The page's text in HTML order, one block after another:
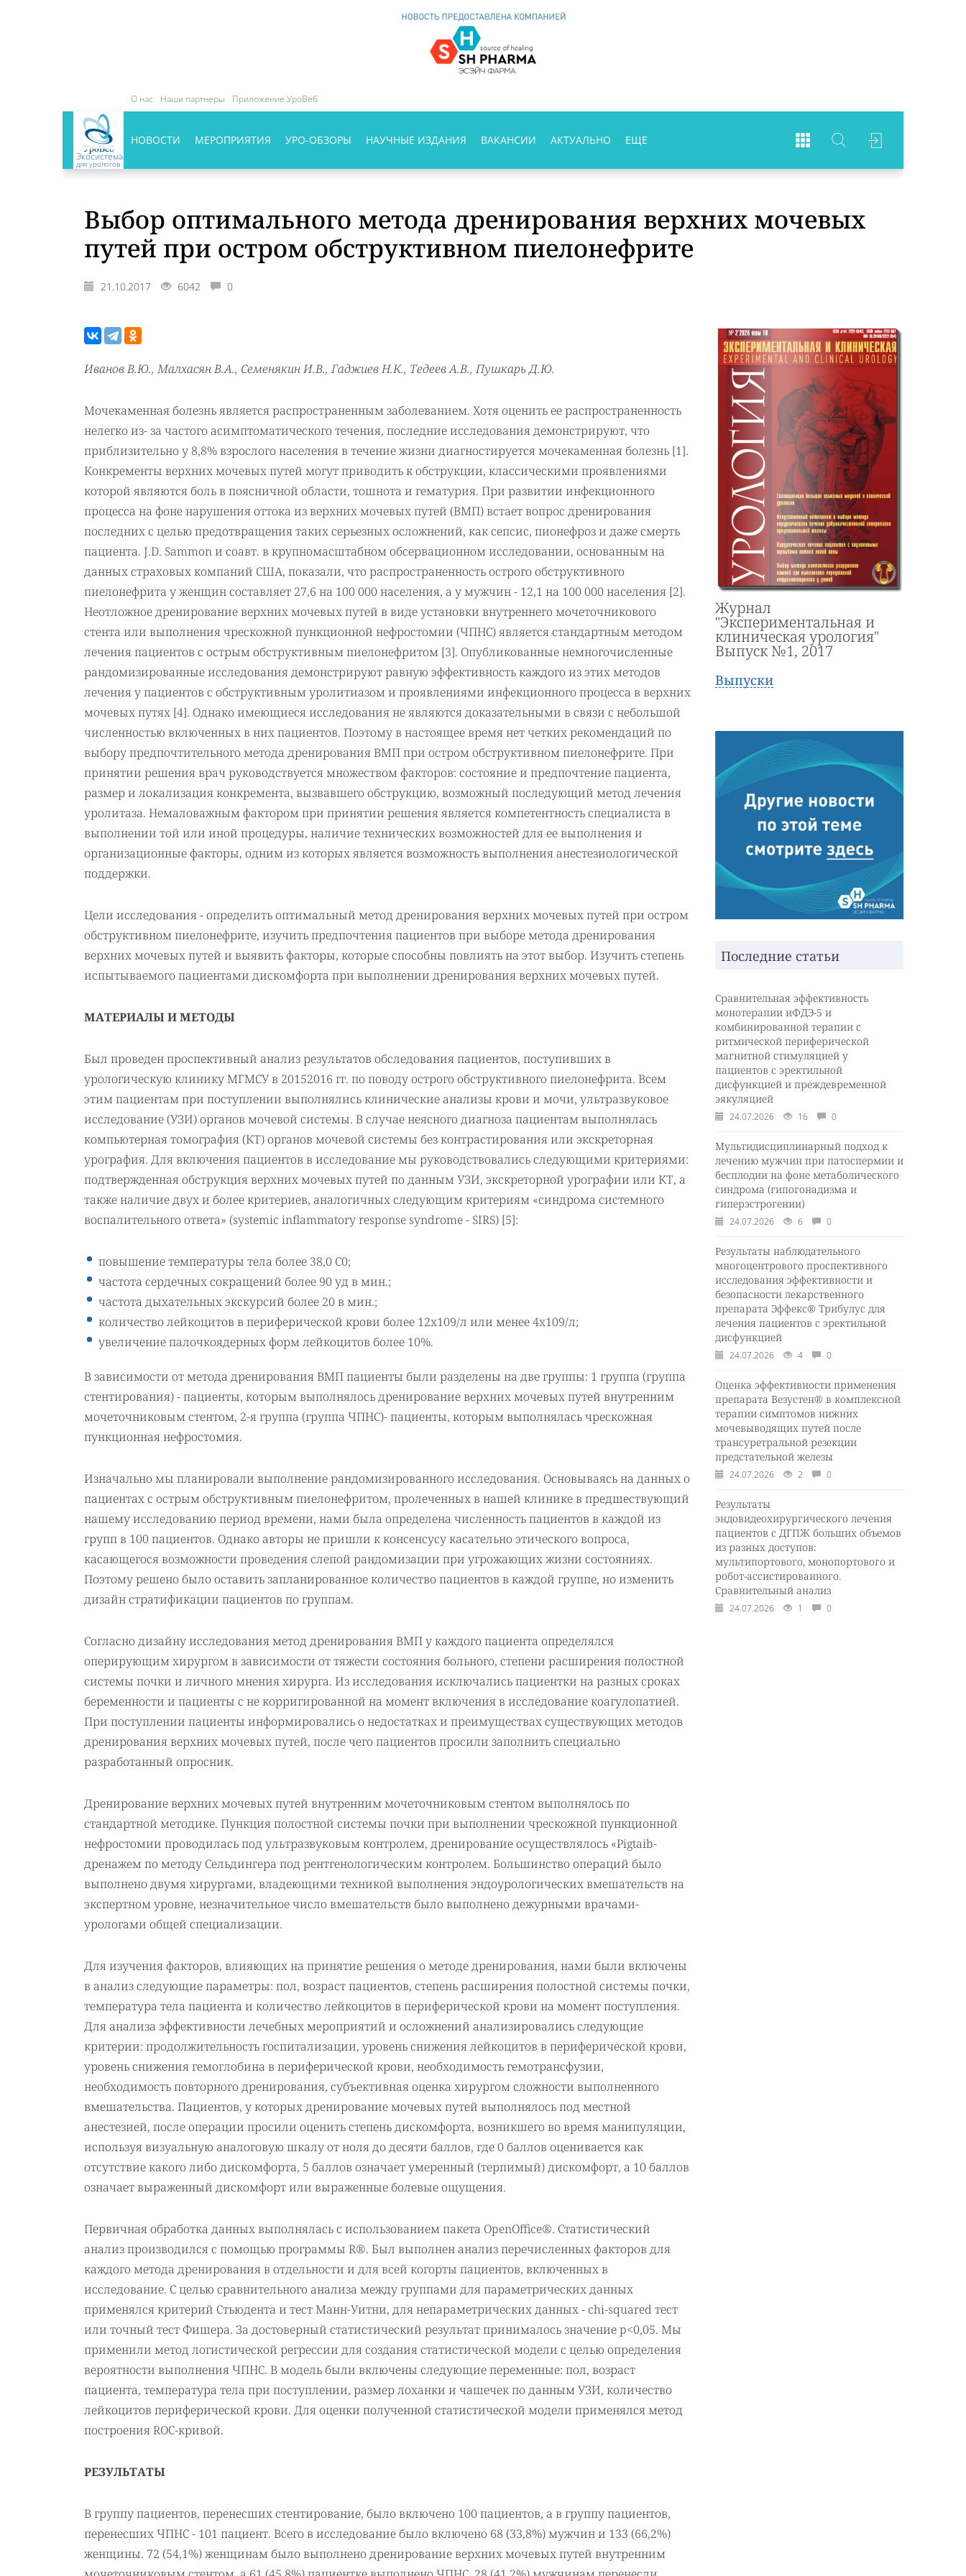
О нас Наши партнеры Приложение УроВеб
Экосистема
для урологов
НОВОСТИ МЕРОПРИЯТИЯ УРО-ОБЗОРЫ НАУЧНЫЕ ИЗДАНИЯ ВАКАНСИИ АКТУАЛЬНО ЕЩЕ
Выбор оптимального метода дренирования верхних мочевых
путей при остром обструктивном пиелонефрите
21.10.2017 6042 0
Иванов В.Ю., Малхасян В.А., Семенякин И.В., Гаджиев Н.К., Тедеев А.В., Пушкарь Д.Ю.
Мочекаменная болезнь является распространенным заболеванием. Хотя оценить ее распространенность
нелегко из- за частого асимптоматического течения, последние исследования демонстрируют, что
приблизительно у 8,8% взрослого населения в течение жизни диагностируется мочекаменная болезнь [1].
Конкременты верхних мочевых путей могут приводить к обструкции, классическими проявлениями
которой являются боль в поясничной области, тошнота и гематурия. При развитии инфекционного
процесса на фоне нарушения оттока из верхних мочевых путей (ВМП) встает вопрос дренирования
последних с целью предотвращения таких серьезных осложнений, как сепсис, пионефроз и даже смерть
пациента. J.D. Sammon и соавт. в крупномасштабном обсервационном исследовании, основанным на
данных страховых компаний США, показали, что распространенность острого обструктивного
пиелонефрита у женщин составляет 27,6 на 100 000 населения, а у мужчин - 12,1 на 100 000 населения [2].
Неотложное дренирование верхних мочевых путей в виде установки внутреннего мочеточникового
стента или выполнения чрескожной пункционной нефростомии (ЧПНС) является стандартным методом
лечения пациентов с острым обструктивным пиелонефритом [3]. Опубликованные немногочисленные
рандомизированные исследования демонстрируют равную эффективность каждого из этих методов
лечения у пациентов с обструктивным уролитиазом и проявлениями инфекционного процесса в верхних
мочевых путях [4]. Однако имеющиеся исследования не являются доказательными в связи с небольшой
численностью включенных в них пациентов. Поэтому в настоящее время нет четких рекомендаций по
выбору предпочтительного метода дренирования ВМП при остром обструктивном пиелонефрите. При
принятии решения врач руководствуется множеством факторов: состояние и предпочтение пациента,
размер и локализация конкремента, вызвавшего обструкцию, возможный последующий метод лечения
уролитаза. Немаловажным фактором при принятии решения является компетентность специалиста в
выполнении той или иной процедуры, наличие технических возможностей для ее выполнения и
организационные факторы, одним из которых является возможность выполнения анестезиологической
поддержки.
Цели исследования - определить оптимальный метод дренирования верхних мочевых путей при остром
обструктивном пиелонефрите, изучить предпочтения пациентов при выборе метода дренирования
верхних мочевых путей и выявить факторы, которые способны повлиять на этот выбор. Изучить степень
испытываемого пациентами дискомфорта при выполнении дренирования верхних мочевых путей.
МАТЕРИАЛЫ И МЕТОДЫ
Был проведен проспективный анализ результатов обследования пациентов, поступивших в
урологическую клинику МГМСУ в 20152016 гг. по поводу острого обструктивного пиелонефрита. Всем
этим пациентам при поступлении выполнялись клинические анализы крови и мочи, ультразвуковое
исследование (УЗИ) органов мочевой системы. В случае неясного диагноза пациентам выполнялась
компьютерная томография (КТ) органов мочевой системы без контрастирования или экскреторная
урография. Для включения пациентов в исследование мы руководствовались следующими критериями:
подтвержденная обструкция верхних мочевых путей по данным УЗИ, экскреторной урографии или КТ, а
также наличие двух и более критериев, аналогичных следующим критериям «синдрома системного
воспалительного ответа» (systemic inflammatory response syndrome - SIRS) [5]:
повышение температуры тела более 38,0 С0;
частота сердечных сокращений более 90 уд в мин.;
частота дыхательных экскурсий более 20 в мин.;
количество лейкоцитов в периферической крови более 12х109/л или менее 4х109/л;
увеличение палочкоядерных форм лейкоцитов более 10%.
В зависимости от метода дренирования ВМП пациенты были разделены на две группы: 1 группа (группа
стентирования) - пациенты, которым выполнялось дренирование верхних мочевых путей внутренним
мочеточниковым стентом, 2-я группа (группа ЧПНС)- пациенты, которым выполнялась чрескожная
пункционная нефростомия.
Изначально мы планировали выполнение рандомизированного исследования. Основываясь на данных о
пациентах с острым обструктивным пиелонефритом, пролеченных в нашей клинике в предшествующий
нашему исследованию период времени, нами была определена численность пациентов в каждой из
групп в 100 пациентов. Однако авторы не пришли к консенсусу касательно этического вопроса,
касающегося возможности проведения слепой рандомизации при угрожающих жизни состояниях.
Поэтому решено было оставить запланированное количество пациентов в каждой группе, но изменить
дизайн стратификации пациентов по группам.
Согласно дизайну исследования метод дренирования ВМП у каждого пациента определялся
оперирующим хирургом в зависимости от тяжести состояния больного, степени расширения полостной
системы почки и личного мнения хирурга. Из исследования исключались пациентки на разных сроках
беременности и пациенты с не корригированной на момент включения в исследование коагулопатией.
При поступлении пациенты информировались о недостатках и преимуществах существующих методов
дренирования верхних мочевых путей, после чего пациентов просили заполнить специально
разработанный опросник.
Дренирование верхних мочевых путей внутренним мочеточниковым стентом выполнялось по
стандартной методике. Пункция полостной системы почки при выполнении чрескожной пункционной
нефростомии проводилась под ультразвуковым контролем, дренирование осуществлялось «Pigtaib-
дренажем по методу Сельдингера под рентгенологическим контролем. Большинство операций было
выполнено двумя хирургами, владеющими техникой выполнения эндоурологических вмешательств на
экспертном уровне, незначительное число вмешательств было выполнено дежурными врачами-
урологами общей специализации.
Для изучения факторов, влияющих на принятие решения о методе дренирования, нами были включены
в анализ следующие параметры: пол, возраст пациентов, степень расширения полостной системы почки,
температура тела пациента и количество лейкоцитов в периферической крови на момент поступления.
Для анализа эффективности лечебных мероприятий и осложнений анализировались следующие
критерии: продолжительность госпитализации, уровень снижения лейкоцитов в периферической крови,
уровень снижения гемоглобина в периферической крови, необходимость гемотрансфузии,
необходимость повторного дренирования, субъективная оценка хирургом сложности выполненного
вмешательства. Пациентов, у которых дренирование мочевых путей выполнялось под местной
анестезией, после операции просили оценить степень дискомфорта, возникшего во время манипуляции,
используя визуальную аналоговую шкалу от ноля до десяти баллов, где 0 баллов оценивается как
отсутствие какого либо дискомфорта, 5 баллов означает умеренный (терпимый) дискомфорт, а 10 баллов
означает выраженный дискомфорт или выраженные болевые ощущения.
Первичная обработка данных выполнялась с использованием пакета OpenOffice®. Статистический
анализ производился с помощью программы R®. Был выполнен анализ перечисленных факторов для
каждого метода дренирования в отдельности и для всей когорты пациентов, включенных в
исследование. С целью сравнительного анализа между группами для параметрических данных
применялся критерий Стьюдента и тест Манн-Уитни, для непараметрических данных - chi-squared тест
или точный тест Фишера. За достоверный статистический результат принималось значение p<0,05. Мы
применили метод логистической регрессии для создания статистической модели с целью определения
вероятности выполнения ЧПНС. В модель были включены следующие переменные: пол, возраст
пациента, температура тела при поступлении, размер лоханки и чашечек по данным УЗИ, количество
лейкоцитов периферической крови. Для оценки полученной статистической модели применялся метод
построения ROC-кривой.
РЕЗУЛЬТАТЫ
В группу пациентов, перенесших стентирование, было включено 100 пациентов, а в группу пациентов,
перенесших ЧПНС - 101 пациент. Всего в исследование было включено 68 (33,8%) мужчин и 133 (66,2%)
женщины. 72 (54,1%) женщинам было выполнено дренирование верхних мочевых путей внутренним
Журнал
"Экспериментальная и
клиническая урология"
Выпуск №1, 2017
Выпуски
Последние статьи
Сравнительная эффективность
монотерапии иФДЭ-5 и
комбинированной терапии с
ритмической периферической
магнитной стимуляцией у
пациентов с эректильной
дисфункцией и преждевременной
эякуляцией
24.07.2026 16 0
Мультидисциплинарный подход к
лечению мужчин при патоспермии и
бесплодии на фоне метаболического
синдрома (гипогонадизма и
гиперэстрогении)
24.07.2026 6 0
Результаты наблюдательного
многоцентрового проспективного
исследования эффективности и
безопасности лекарственного
препарата Эффекс® Трибулус для
лечения пациентов с эректильной
дисфункцией
24.07.2026 4 0
Оценка эффективности применения
препарата Везустен® в комплексной
терапии симптомов нижних
мочевыводящих путей после
трансуретральной резекции
предстательной железы
24.07.2026 2 0
Результаты
эндовидеохирургического лечения
пациентов с ДГПЖ больших объемов
из разных доступов:
мультипортового, монопортового и
робот-ассистированного.
Сравнительный анализ
24.07.2026 1 0